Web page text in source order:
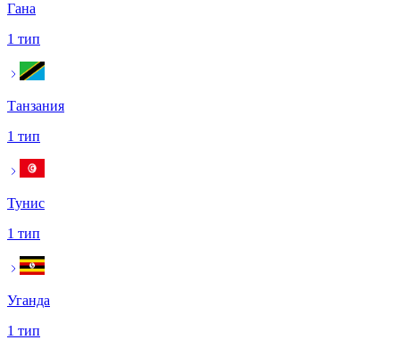
Гана
1 тип
Танзания
1 тип
Тунис
1 тип
Уганда
1 тип